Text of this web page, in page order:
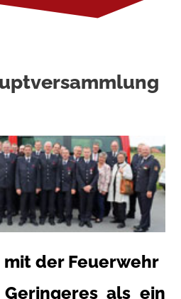
der Feuerwehr
als ein